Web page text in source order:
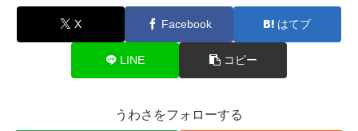
X Facebook はてブ
LINE コピー
うわさをフォローする